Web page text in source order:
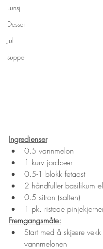
Lunsj
Dessert
Jul
suppe
Ingredienser
0.5 vannmelon
1 kurv jordbær
0.5-1 blokk fetaost
2 håndfuller basilikum
0.5 sitron (saften)
1 pk. ristede
Fremgangsmåte:
Start med å skjære vekk
vannmelonen